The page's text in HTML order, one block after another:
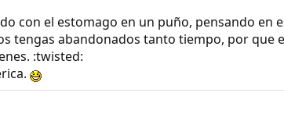
con el estomago en un puño, pensando en
tengas abandonados tanto tiempo, por que
:twisted: